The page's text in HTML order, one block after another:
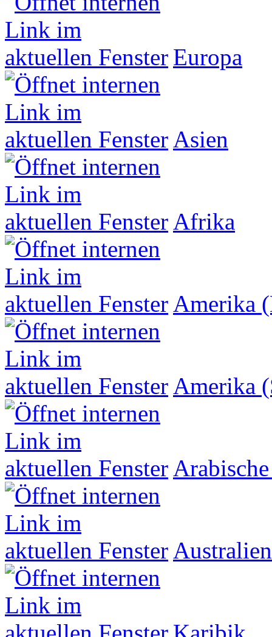
Europa
Asien
Afrika
Amerika
Amerika
Australien